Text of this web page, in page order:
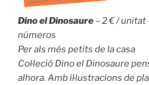
Dino el Dinosaure – 2 € / unitat
números
Per als més petits de la casa
Col·leció Dino el Dinosaure
alhora. Amb il·lustracions de